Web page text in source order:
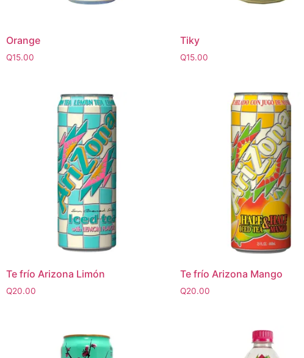
Orange
Q15.00
Tiky
Q15.00
Te frío Arizona Limón
Q20.00
Te frío Arizona Mango
Q20.00